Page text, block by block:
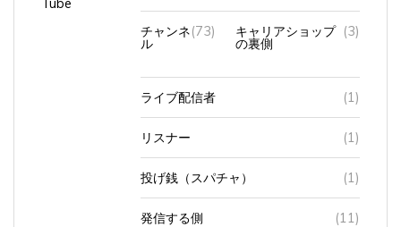
チャンネ(73) キャリアショップ (3)
ライブ配信者 (1)
リスナー (1)
投げ銭（スパチャ） (1)
発信する側 (11)